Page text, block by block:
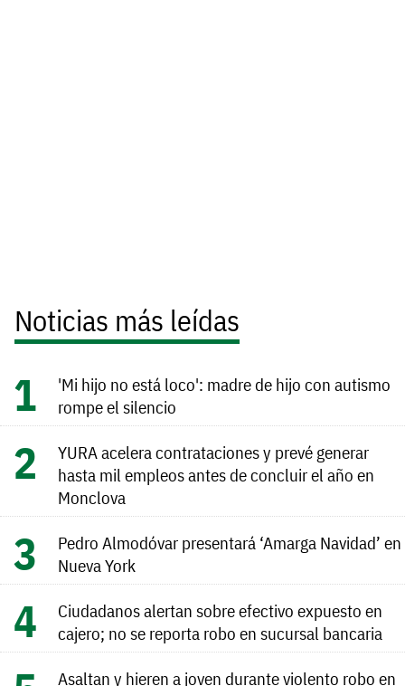
Noticias más leídas
'Mi hijo no está loco': madre de hijo con autismo
rompe el silencio
YURA acelera contrataciones y prevé generar
hasta mil empleos antes de concluir el año en
Monclova
Pedro Almodóvar presentará ‘Amarga Navidad’ en
Nueva York
Ciudadanos alertan sobre efectivo expuesto en
cajero; no se reporta robo en sucursal bancaria
Asaltan y hieren a joven durante violento robo en